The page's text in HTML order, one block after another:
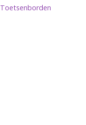
Toetsenborden